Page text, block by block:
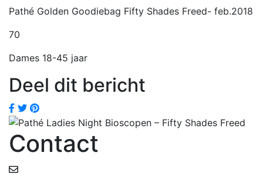
Pathé Golden Goodiebag Fifty Shades Freed- feb.2018
70
Dames 18-45 jaar
Deel dit bericht
Contact